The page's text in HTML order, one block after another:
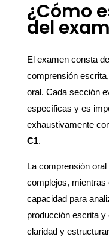
¿Cómo
del
El examen consta
comprensión
oral. Cada sección
específicas y es
exhaustivamente
C1.
La comprensión
complejos, mientras
capacidad para
producción escrita
claridad y